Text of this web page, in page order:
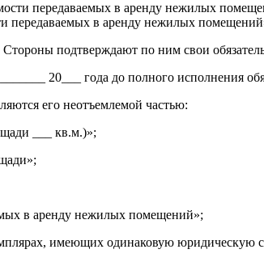
передаваемых в аренду нежилых
передаваемых в аренду нежилых
подтверждают по ним свои
20___ года до полного исполнения
его неотъемлемой частью:
___ кв.м.)»;
в аренду нежилых помещений»;
имеющих одинаковую юридическую